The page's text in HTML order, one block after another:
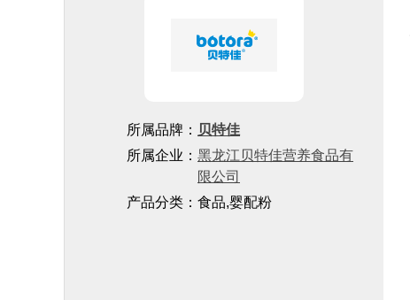
所属品牌： 贝特佳
所属企业： 黑龙江贝特佳营养食品有
限公司
产品分类：食品,婴配粉